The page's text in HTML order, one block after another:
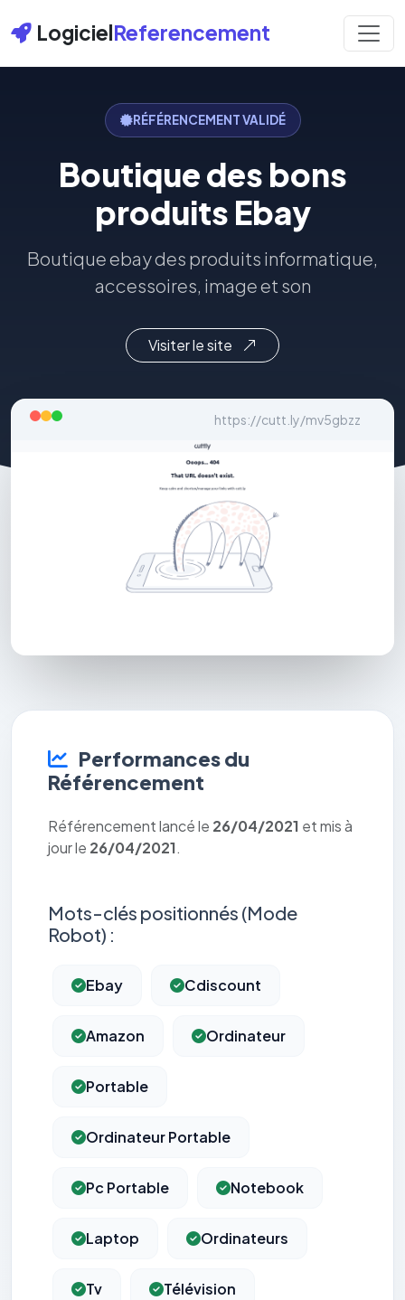
LogicielReferencement
RÉFÉRENCEMENT VALIDÉ
Boutique des bons
produits Ebay
Boutique ebay des produits informatique,
accessoires, image et son
Visiter le site
https://cutt.ly/mv5gbzz
Performances du
Référencement
Référencement lancé le 26/04/2021 et mis à
jour le 26/04/2021.
Mots-clés positionnés (Mode
Robot) :
Ebay Cdiscount
Amazon Ordinateur
Portable
Ordinateur Portable
Pc Portable Notebook
Laptop Ordinateurs
Tv Télévision